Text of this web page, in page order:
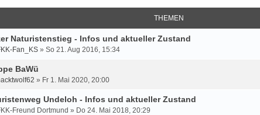
THEMEN
Naturistenstieg - Infos und aktueller Zustand
Fan_KS » So 21. Aug 2016, 15:34
BaWü
» Fr 1. Mai 2020, 20:00
Undeloh - Infos und aktueller Zustand
Freund Dortmund » Do 24. Mai 2018, 20:29